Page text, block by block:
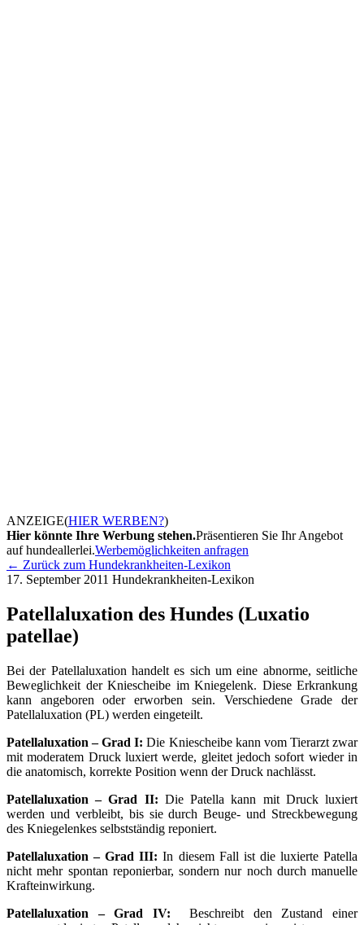
ANZEIGE(HIER WERBEN?)
Hier könnte Ihre Werbung stehen.Präsentieren Sie Ihr Angebot
auf hundeallerlei.Werbemöglichkeiten anfragen
← Zurück zum Hundekrankheiten-Lexikon
17. September 2011 Hundekrankheiten-Lexikon
Patellaluxation des Hundes (Luxatio
patellae)
Bei der Patellaluxation handelt es sich um eine abnorme, seitliche
Beweglichkeit der Kniescheibe im Kniegelenk. Diese Erkrankung
kann angeboren oder erworben sein. Verschiedene Grade der
Patellaluxation (PL) werden eingeteilt.
Patellaluxation – Grad I: Die Kniescheibe kann vom Tierarzt zwar
mit moderatem Druck luxiert werde, gleitet jedoch sofort wieder in
die anatomisch, korrekte Position wenn der Druck nachlässt.
Patellaluxation – Grad II: Die Patella kann mit Druck luxiert
werden und verbleibt, bis sie durch Beuge- und Streckbewegung
des Kniegelenkes selbstständig reponiert.
Patellaluxation – Grad III:In diesem Fall ist die luxierte Patella
nicht mehr spontan reponierbar, sondern nur noch durch manuelle
Krafteinwirkung.
Patellaluxation – Grad IV: Beschreibt den Zustand einer